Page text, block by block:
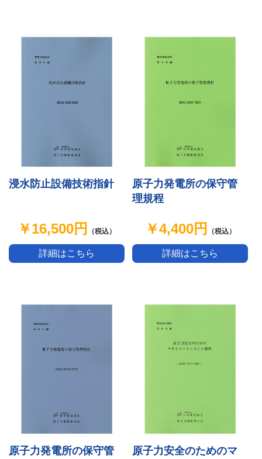
浸水防止設備技術指針
￥16,500円 （税込）
詳細はこちら
原子力発電所の保守管
理規程
￥4,400円 （税込）
詳細はこちら
原子力発電所の保守管
原子力安全のためのマ